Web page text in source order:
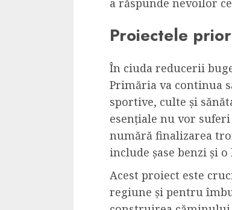
a răspunde nevoilor
Proiectele
În ciuda reducerii
Primăria va continua
sportive, culte și
esențiale nu vor
numără finalizarea
include șase benzi și
Acest proiect este
regiune și pentru